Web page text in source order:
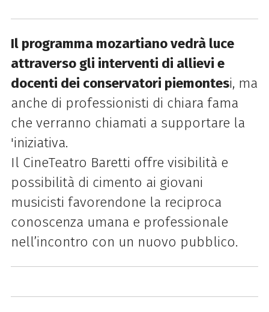
Il programma mozartiano vedrà luce
attraverso gli interventi di allievi e
docenti dei conservatori piemontesi, ma
anche di professionisti di chiara fama
che verranno chiamati a supportare la
'iniziativa.
Il CineTeatro Baretti offre visibilità e
possibilità di cimento ai giovani
musicisti favorendone la reciproca
conoscenza umana e professionale
nell’incontro con un nuovo pubblico.